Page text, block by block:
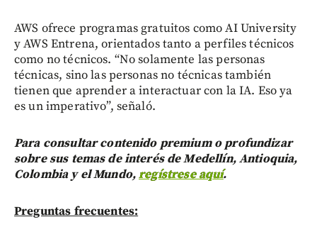
AWS ofrece programas gratuitos como AI University
y AWS Entrena, orientados tanto a perfiles técnicos
como no técnicos. “No solamente las personas
técnicas, sino las personas no técnicas también
tienen que aprender a interactuar con la IA. Eso ya
es un imperativo”, señaló.
Para consultar contenido premium o profundizar
sobre sus temas de interés de Medellín, Antioquia,
Colombia y el Mundo,regístrese aquí.
Preguntas frecuentes: